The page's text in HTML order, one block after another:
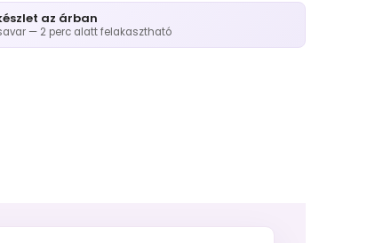
az árban
— 2 perc alatt felakasztható